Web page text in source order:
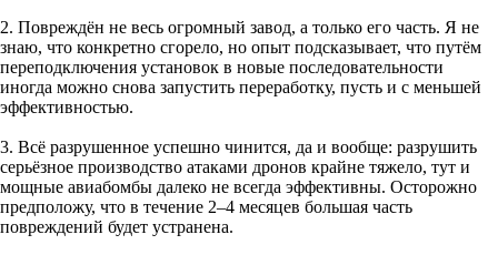
2. Повреждён не весь огромный завод, а только его часть. Я не
знаю, что конкретно сгорело, но опыт подсказывает, что путём
переподключения установок в новые последовательности
иногда можно снова запустить переработку, пусть и с меньшей
эффективностью.
3. Всё разрушенное успешно чинится, да и вообще: разрушить
серьёзное производство атаками дронов крайне тяжело, тут и
мощные авиабомбы далеко не всегда эффективны. Осторожно
предположу, что в течение 2–4 месяцев большая часть
повреждений будет устранена.